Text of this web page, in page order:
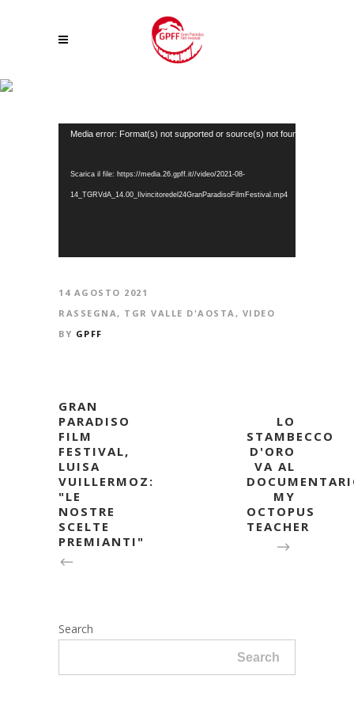
FESTIVAL
Video
Media error: Format(s) not supported or source(s) not found
Scarica il file: https://media.26.gpff.it//video/2021-08-
14_TGRVdA_14.00_Ilvincitoredel24GranParadisoFilmFestival.mp4
14 AGOSTO 2021
RASSEGNA , TGR VALLE D'AOSTA , VIDEO
BY GPFF
GRAN
PARADISO
FILM
FESTIVAL,
LUISA
VUILLERMOZ:
"LE
NOSTRE
SCELTE
PREMIANTI"
LO
STAMBECCO
D'ORO
VA AL
MY
OCTOPUS
TEACHER
Search
Search